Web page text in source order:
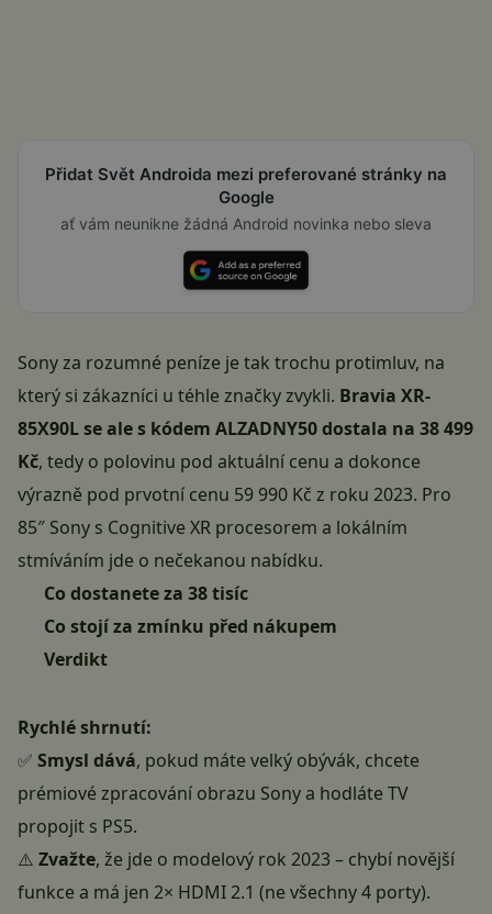
Přidat Svět Androida mezi preferované stránky na
Google
ať vám neunikne žádná Android novinka nebo sleva
Sony za rozumné peníze je tak trochu protimluv, na
který si zákazníci u téhle značky zvykli. Bravia XR-
85X90L se ale s kódem ALZADNY50 dostala na 38 499
Kč, tedy o polovinu pod aktuální cenu a dokonce
výrazně pod prvotní cenu 59 990 Kč z roku 2023. Pro
85″ Sony s Cognitive XR procesorem a lokálním
stmíváním jde o nečekanou nabídku.
Co dostanete za 38 tisíc
Co stojí za zmínku před nákupem
Verdikt
Rychlé shrnutí:
✅ Smysl dává, pokud máte velký obývák, chcete
prémiové zpracování obrazu Sony a hodláte TV
propojit s PS5.
⚠️ Zvažte, že jde o modelový rok 2023 – chybí novější
funkce a má jen 2× HDMI 2.1 (ne všechny 4 porty).